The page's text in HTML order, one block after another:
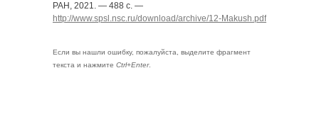
РАН, 2021. — 488 с. —
http://www.spsl.nsc.ru/download/archive/12-Makush.pdf
Если вы нашли ошибку, пожалуйста, выделите фрагмент
текста и нажмите Ctrl+Enter.